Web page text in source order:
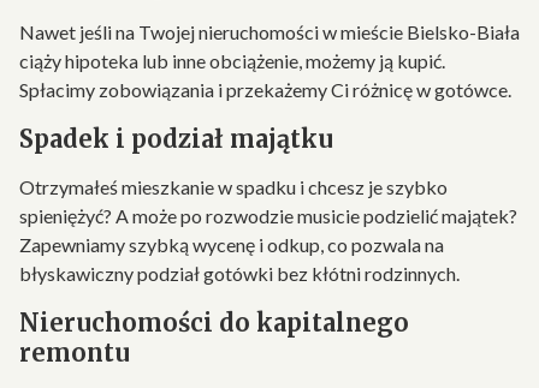
Nawet jeśli na Twojej nieruchomości w mieście Bielsko-Biała
ciąży hipoteka lub inne obciążenie, możemy ją kupić.
Spłacimy zobowiązania i przekażemy Ci różnicę w gotówce.
Spadek i podział majątku
Otrzymałeś mieszkanie w spadku i chcesz je szybko
spieniężyć? A może po rozwodzie musicie podzielić majątek?
Zapewniamy szybką wycenę i odkup, co pozwala na
błyskawiczny podział gotówki bez kłótni rodzinnych.
Nieruchomości do kapitalnego
remontu